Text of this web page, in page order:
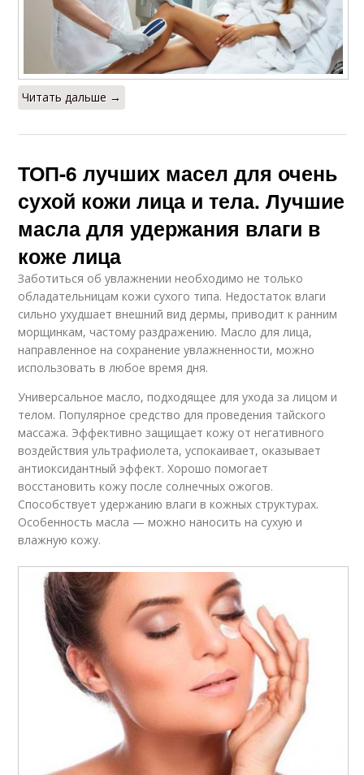
Читать дальше →
ТОП-6 лучших масел для очень
сухой кожи лица и тела. Лучшие
масла для удержания влаги в
коже лица
Заботиться об увлажнении необходимо не только
обладательницам кожи сухого типа. Недостаток влаги
сильно ухудшает внешний вид дермы, приводит к ранним
морщинкам, частому раздражению. Масло для лица,
направленное на сохранение увлажненности, можно
использовать в любое время дня.
Универсальное масло, подходящее для ухода за лицом и
телом. Популярное средство для проведения тайского
массажа. Эффективно защищает кожу от негативного
воздействия ультрафиолета, успокаивает, оказывает
антиоксидантный эффект. Хорошо помогает
восстановить кожу после солнечных ожогов.
Способствует удержанию влаги в кожных структурах.
Особенность масла — можно наносить на сухую и
влажную кожу.